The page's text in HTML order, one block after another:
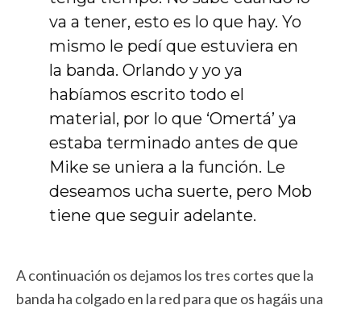
va a tener, esto es lo que hay. Yo
mismo le pedí que estuviera en
la banda. Orlando y yo ya
habíamos escrito todo el
material, por lo que ‘Omertá’ ya
estaba terminado antes de que
Mike se uniera a la función. Le
deseamos ucha suerte, pero Mob
tiene que seguir adelante.
A continuación os dejamos los tres cortes que la
banda ha colgado en la red para que os hagáis una